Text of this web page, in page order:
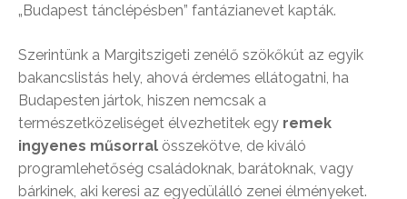
„Budapest tánclépésben” fantázianevet kapták.
Szerintünk a Margitszigeti zenélő szökőkút az egyik
bakancslistás hely, ahová érdemes ellátogatni, ha
Budapesten jártok, hiszen nemcsak a
természetközeliséget élvezhetitek egy remek
ingyenes műsorral összekötve, de kiváló
programlehetőség családoknak, barátoknak, vagy
bárkinek, aki keresi az egyedülálló zenei élményeket.